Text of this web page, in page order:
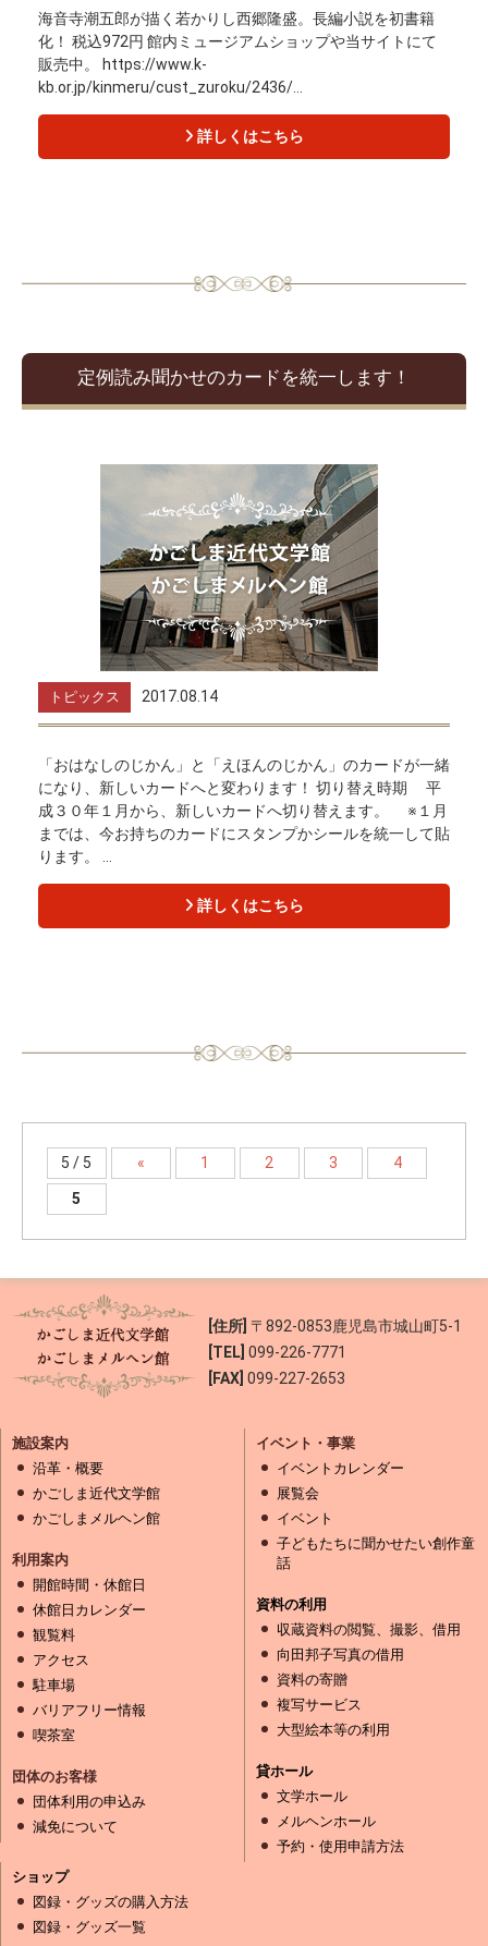
海音寺潮五郎が描く若かりし西郷隆盛。長編小説を初書籍
化！ 税込972円 館内ミュージアムショップや当サイトにて
販売中。 https://www.k-
kb.or.jp/kinmeru/cust_zuroku/2436/...
詳しくはこちら
定例読み聞かせのカードを統一します！
トピックス 2017.08.14
「おはなしのじかん」と「えほんのじかん」のカードが一緒
になり、新しいカードへと変わります！ 切り替え時期 平
成３０年１月から、新しいカードへ切り替えます。 ※１月
までは、今お持ちのカードにスタンプかシールを統一して貼
ります。 ...
詳しくはこちら
5 / 5 « 1 2 3 4
5
[住所] 〒892-0853鹿児島市城山町5-1
[TEL] 099-226-7771
[FAX] 099-227-2653
施設案内
沿革・概要
かごしま近代文学館
かごしまメルヘン館
利用案内
開館時間・休館日
休館日カレンダー
観覧料
アクセス
駐車場
バリアフリー情報
喫茶室
団体のお客様
団体利用の申込み
減免について
イベント・事業
イベントカレンダー
展覧会
イベント
子どもたちに聞かせたい創作童
話
資料の利用
収蔵資料の閲覧、撮影、借用
向田邦子写真の借用
資料の寄贈
複写サービス
大型絵本等の利用
貸ホール
文学ホール
メルヘンホール
予約・使用申請方法
ショップ
図録・グッズの購入方法
図録・グッズ一覧